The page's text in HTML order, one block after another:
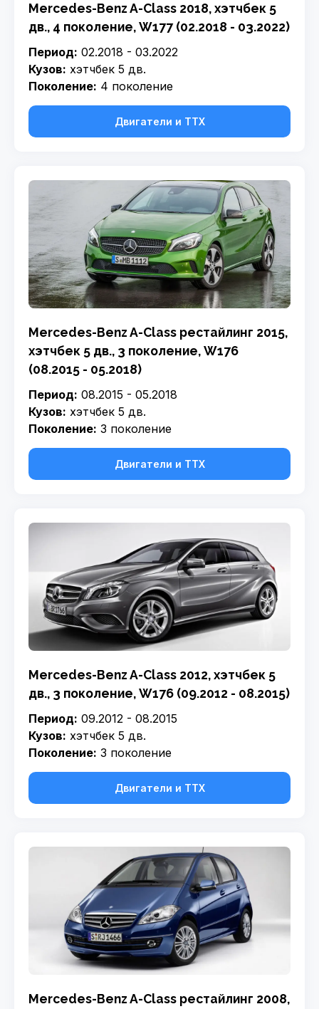
Mercedes-Benz A-Class 2018, хэтчбек 5
дв., 4 поколение, W177 (02.2018 - 03.2022)
Период: 02.2018 - 03.2022
Кузов: хэтчбек 5 дв.
Поколение: 4 поколение
Двигатели и ТТХ
Mercedes-Benz A-Class рестайлинг 2015,
хэтчбек 5 дв., 3 поколение, W176
(08.2015 - 05.2018)
Период: 08.2015 - 05.2018
Кузов: хэтчбек 5 дв.
Поколение: 3 поколение
Двигатели и ТТХ
Mercedes-Benz A-Class 2012, хэтчбек 5
дв., 3 поколение, W176 (09.2012 - 08.2015)
Период: 09.2012 - 08.2015
Кузов: хэтчбек 5 дв.
Поколение: 3 поколение
Двигатели и ТТХ
Mercedes-Benz A-Class рестайлинг 2008,